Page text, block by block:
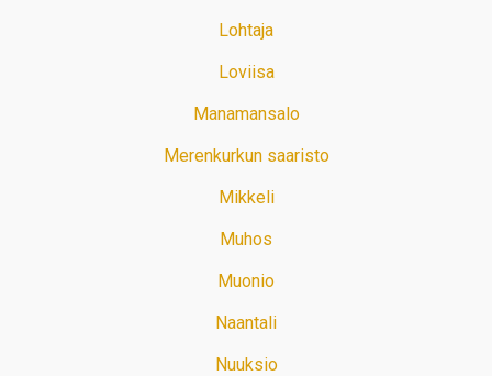
Lohtaja
Loviisa
Manamansalo
Merenkurkun saaristo
Mikkeli
Muhos
Muonio
Naantali
Nuuksio